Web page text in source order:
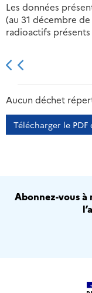
Les données
(au 31 décembre
radioactifs présents
2013
Aucun déchet
Télécharger le
Abonnez-vous